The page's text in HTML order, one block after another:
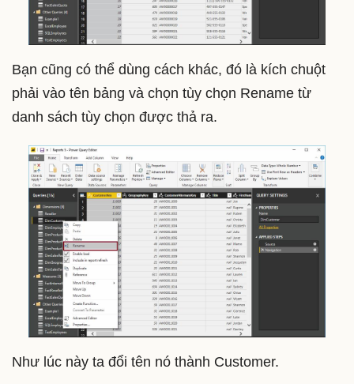
Bạn cũng có thể dùng cách khác, đó là kích chuột
phải vào tên bảng và chọn tùy chọn Rename từ
danh sách tùy chọn được thả ra.
Như lúc này ta đổi tên nó thành Customer.